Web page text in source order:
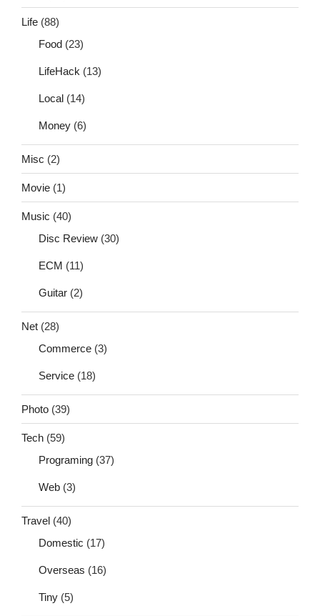
Life (88)
Food (23)
LifeHack (13)
Local (14)
Money (6)
Misc (2)
Movie (1)
Music (40)
Disc Review (30)
ECM (11)
Guitar (2)
Net (28)
Commerce (3)
Service (18)
Photo (39)
Tech (59)
Programing (37)
Web (3)
Travel (40)
Domestic (17)
Overseas (16)
Tiny (5)